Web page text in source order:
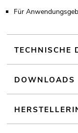
Für
TECHNISCHE
DOWNLOADS